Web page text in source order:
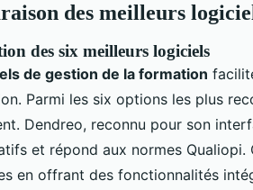
des meilleurs
des six meilleurs logiciels
de gestion de la formation
Parmi les six options les plus
Dendreo, reconnu pour son
et répond aux normes
en offrant des fonctionnalités